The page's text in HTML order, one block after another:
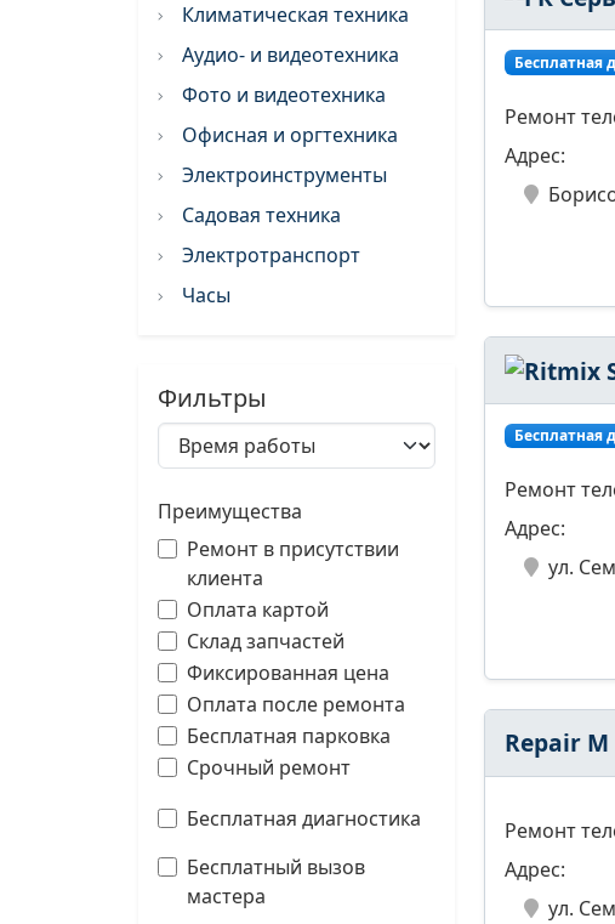
Климатическая техника
Аудио- и видеотехника
Фото и видеотехника
Офисная и оргтехника
Электроинструменты
Садовая техника
Электротранспорт
Часы
Фильтры
Преимущества
Ремонт в присутствии
клиента
Оплата картой
Склад запчастей
Фиксированная цена
Оплата после ремонта
Бесплатная парковка
Срочный ремонт
Бесплатная диагностика
Бесплатный вызов
мастера
Бесплатная
Ремонт
Адрес:
Бесплатная
Ремонт
Адрес:
ул.
Repair M
Ремонт
Адрес:
ул.